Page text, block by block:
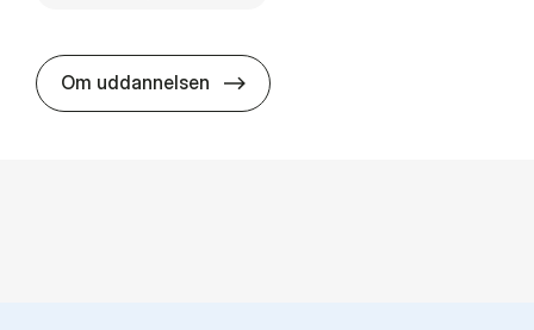
Om uddannelsen HA i pro­jekt­le­del­se